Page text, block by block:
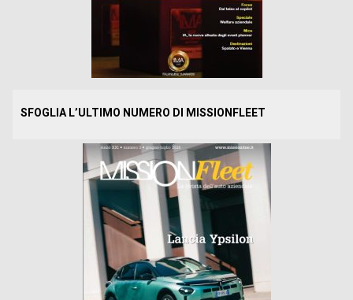
SFOGLIA L’ULTIMO NUMERO DI MISSIONFLEET